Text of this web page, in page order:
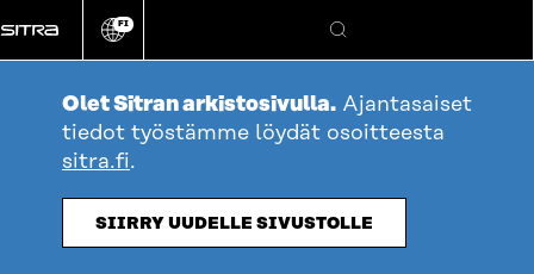
suoraan
sisältöön
Vaihda
kieli
FI
Hae
Olet Sitran arkistosivulla. Ajantasaiset
tiedot työstämme löydät osoitteesta
sitra.fi.
SIIRRY UUDELLE SIVUSTOLLE